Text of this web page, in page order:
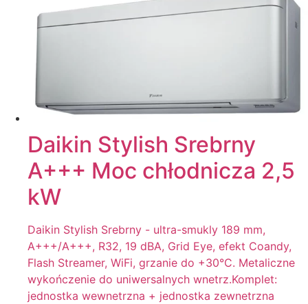
Daikin Stylish Srebrny
A+++ Moc chłodnicza 2,5
kW
Daikin Stylish Srebrny - ultra-smukly 189 mm,
A+++/A+++, R32, 19 dBA, Grid Eye, efekt Coandy,
Flash Streamer, WiFi, grzanie do +30°C. Metaliczne
wykończenie do uniwersalnych wnetrz.Komplet:
jednostka wewnetrzna + jednostka zewnetrzna